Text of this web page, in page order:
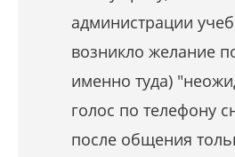
администрации
возникло желание
именно туда)
голос по телефону
после общения